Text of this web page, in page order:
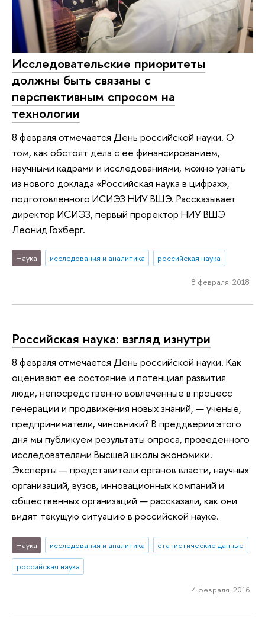
Исследовательские приоритеты
должны быть связаны с
перспективным спросом на
технологии
8 февраля отмечается День российской науки. О
том, как обстоят дела с ее финансированием,
научными кадрами и исследованиями, можно узнать
из нового доклада «Российская наука в цифрах»,
подготовленного ИСИЭЗ НИУ ВШЭ. Рассказывает
директор ИСИЭЗ, первый проректор НИУ ВШЭ
Леонид Гохберг.
Наука исследования и аналитика российская наука
8 февраля 2018
Российская наука: взгляд изнутри
8 февраля отмечается День российской науки. Как
оценивают ее состояние и потенциал развития
люди, непосредственно вовлеченные в процесс
генерации и продвижения новых знаний, — ученые,
предприниматели, чиновники? В преддверии этого
дня мы публикуем результаты опроса, проведенного
исследователями Высшей школы экономики.
Эксперты — представители органов власти, научных
организаций, вузов, инновационных компаний и
общественных организаций — рассказали, как они
видят текущую ситуацию в российской науке.
Наука исследования и аналитика
статистические данные
российская наука
4 февраля 2016